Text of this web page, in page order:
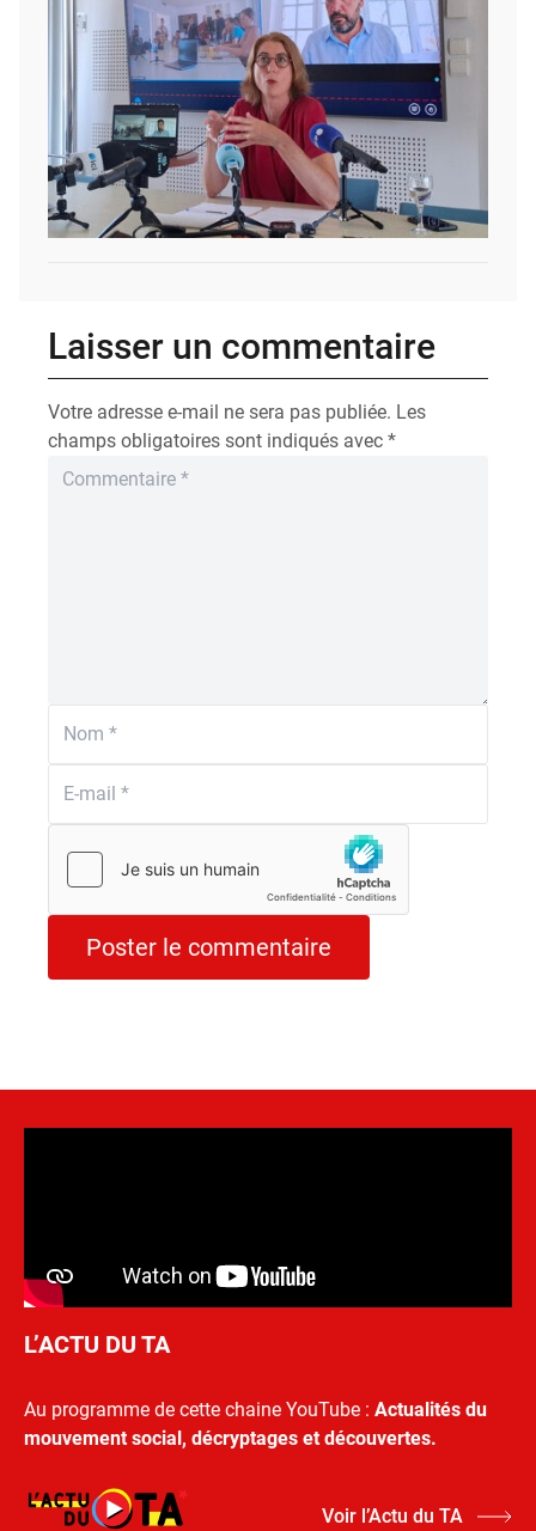
Laisser un commentaire
Votre adresse e-mail ne sera pas publiée. Les
champs obligatoires sont indiqués avec *
L’ACTU DU TA
Au programme de cette chaine YouTube : Actualités du
mouvement social, décryptages et découvertes.
Voir l’Actu du TA